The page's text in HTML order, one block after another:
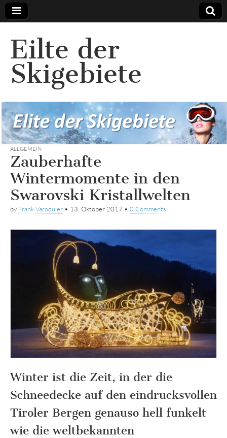
Eilte der
Skigebiete
ALLGEMEIN
Zauberhafte
Wintermomente in den
Swarovski Kristallwelten
by Frank Varoquier • 13. Oktober 2017 • 0 Comments
Winter ist die Zeit, in der die
Schneedecke auf den eindrucksvollen
Tiroler Bergen genauso hell funkelt
wie die weltbekannten